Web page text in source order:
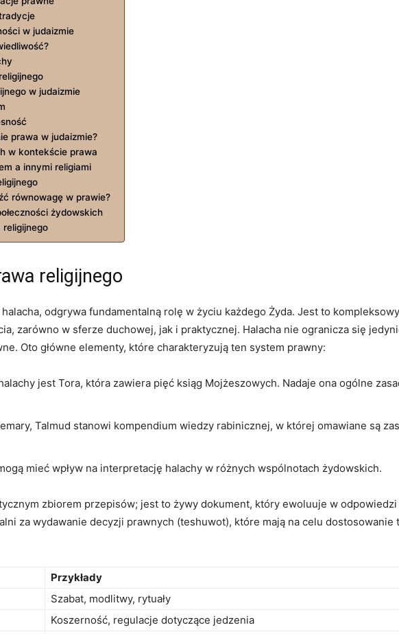
w ⁢judaizmie
w judaizmie
prawa w judaizmie?
w kontekście prawa
a innymi religiami
równowagę‌ w prawie?
‌żydowskich
religijnego
religijnego
odgrywa fundamentalną rolę w życiu każdego⁢ Żyda. ⁣Jest to​
zarówno w sferze ‍duchowej, jak​ i praktycznej. Halacha nie ogranicza się
Oto główne elementy,‌ które charakteryzują ten ‍system prawny:
jest​ Tora, która zawiera ‍pięć ⁤ksiąg ‍Mojżeszowych. Nadaje ‍ona ogólne
Talmud ⁢stanowi kompendium wiedzy rabinicznej, w ⁤której omawiane ⁢są
⁢mieć⁣ wpływ na interpretację halachy w różnych wspólnotach żydowskich.
⁢zbiorem przepisów;‌ jest ‍to⁢ żywy dokument, który ewoluuje w⁤ odpowiedzi
za wydawanie decyzji prawnych (teshuwot), które ⁤mają ⁤na celu dostosowanie
Przykłady
Szabat, modlitwy, rytuały
Koszerność,​ regulacje dotyczące​ jedzenia